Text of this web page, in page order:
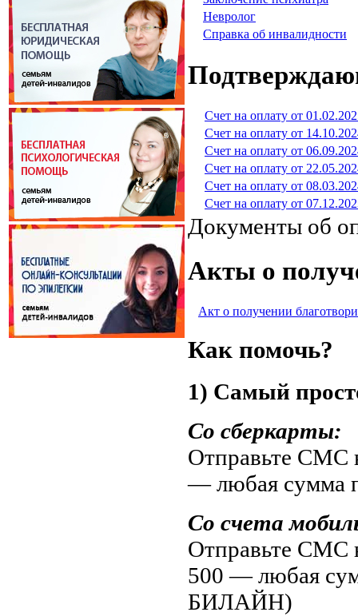
Невролог
Справка об инвалидности
Счет на оплату от
Счет на оплату от
Счет на оплату от
Счет на оплату от
Счет на оплату от
Счет на оплату от
Документы об
Акты о
Акт о получении
Как помочь?
1) Самый
Со сберкарты:
Отправьте СМС
— любая сумма
Со счета
Отправьте СМС
500 — любая
БИЛАЙН)